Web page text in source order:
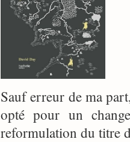
Sauf erreur de ma
opté pour un
reformulation du titre